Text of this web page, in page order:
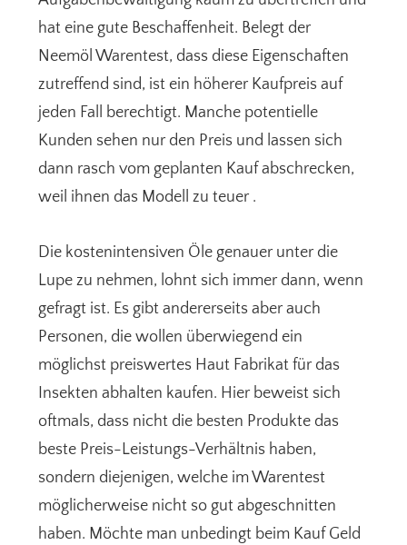
hat eine gute Beschaffenheit. Belegt der
Neemöl Warentest, dass diese Eigenschaften
zutreffend sind, ist ein höherer Kaufpreis auf
jeden Fall berechtigt. Manche potentielle
Kunden sehen nur den Preis und lassen sich
dann rasch vom geplanten Kauf abschrecken,
weil ihnen das Modell zu teuer .
Die kostenintensiven Öle genauer unter die
Lupe zu nehmen, lohnt sich immer dann, wenn
gefragt ist. Es gibt andererseits aber auch
Personen, die wollen überwiegend ein
möglichst preiswertes Haut Fabrikat für das
Insekten abhalten kaufen. Hier beweist sich
oftmals, dass nicht die besten Produkte das
beste Preis-Leistungs-Verhältnis haben,
sondern diejenigen, welche im Warentest
möglicherweise nicht so gut abgeschnitten
haben. Möchte man unbedingt beim Kauf Geld